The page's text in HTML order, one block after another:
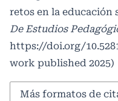
retos en la educación
De Estudios
https://doi.org/
work published 2025)
Más formatos de